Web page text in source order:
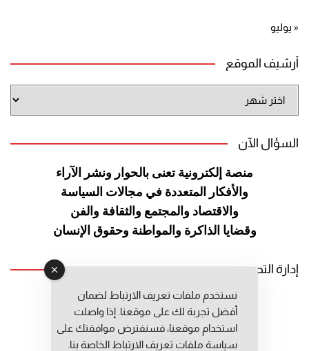
« يوليو
أرشيف الموقع
الموقع
السؤال الآن
منصة إلكترونية تعنى بالحوار ونشر الآراء
والأفكار المتعددة في مجالات السياسة
والاقتصاد والمجتمع والثقافة والفن
وقضايا الذاكرة والمواطنة وحقوق الإنسان
إدارة التحرير
رئيس التحرير: عبد الرحيم التوراني
رئيس التحرير المساعد: المعطي قبال
مديرة التحرير: فاطمة حوحو
نستخدم ملفات تعريف الارتباط لضمان
أفضل تجربة لك على موقعنا. إذا واصلت
استخدام موقعنا، فسنفترض موافقتك على
سياسة ملفات تعريف الارتباط الخاصة بنا.